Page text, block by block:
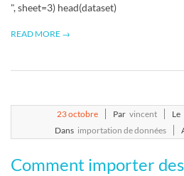
", sheet=3) head(dataset)
READ MORE →
23octobre Par vincent Le
Dans importation de données
Comment importer